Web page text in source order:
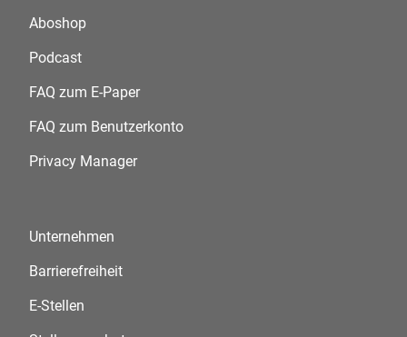
Aboshop
Podcast
FAQ zum E-Paper
FAQ zum Benutzerkonto
Privacy Manager
Unternehmen
Barrierefreiheit
E-Stellen